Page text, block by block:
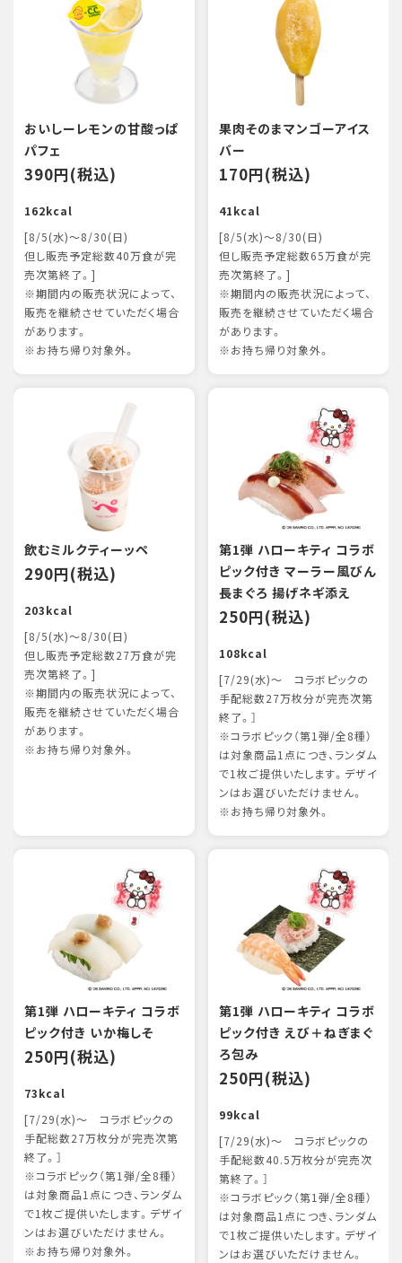
おいしーレモンの甘酸っぱ
パフェ
390円(税込)
162kcal
[8/5(水)～8/30(日)
但し販売予定総数40万食が完
売次第終了。]
※期間内の販売状況によって、
販売を継続させていただく場合
があります。
※お持ち帰り対象外。
果肉そのまマンゴーアイス
バー
170円(税込)
41kcal
[8/5(水)～8/30(日)
但し販売予定総数65万食が完
売次第終了。]
※期間内の販売状況によって、
販売を継続させていただく場合
があります。
※お持ち帰り対象外。
飲むミルクティーッペ
290円(税込)
203kcal
[8/5(水)～8/30(日)
但し販売予定総数27万食が完
売次第終了。]
※期間内の販売状況によって、
販売を継続させていただく場合
があります。
※お持ち帰り対象外。
第1弾 ハローキティ コラボ
ピック付き マーラー風びん
長まぐろ 揚げネギ添え
250円(税込)
108kcal
[7/29(水)～ コラボピックの
手配総数27万枚分が完売次第
終了。］
※コラボピック（第1弾/全8種）
は対象商品1点につき、ランダム
で1枚ご提供いたします。デザイ
ンはお選びいただけません。
※お持ち帰り対象外。
第1弾 ハローキティ コラボ
ピック付き いか梅しそ
250円(税込)
73kcal
[7/29(水)～ コラボピックの
手配総数27万枚分が完売次第
終了。］
※コラボピック（第1弾/全8種）
は対象商品1点につき、ランダム
で1枚ご提供いたします。デザイ
ンはお選びいただけません。
※お持ち帰り対象外。
第1弾 ハローキティ コラボ
ピック付き えび＋ねぎまぐ
ろ包み
250円(税込)
99kcal
[7/29(水)～ コラボピックの
手配総数40.5万枚分が完売次
第終了。］
※コラボピック（第1弾/全8種）
は対象商品1点につき、ランダム
で1枚ご提供いたします。デザイ
ンはお選びいただけません。